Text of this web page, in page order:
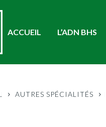
ACCUEIL L’ADN BHS
AUTRES SPÉCIALITÉS